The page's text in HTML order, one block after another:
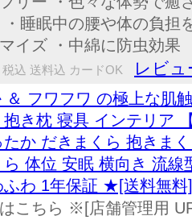
・睡眠中の腰や体の負担
イズ ・中綿に防虫効果
税込 送料込 カードOK レビュ
＆ フワフワ の極上な肌
抱き枕 寝具 インテリア
たか だきまくら 抱きま
ら 体位 安眠 横向き 流
ふわ 1年保証 ★[送料無料]
こちら ※[店舗管理用